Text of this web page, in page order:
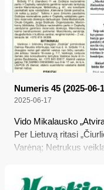
Numeris 45 (2025-
2025-06-17
Vido Mikalausko
Per Lietuvą ritasi
Varėną; Netrukus
smurto turi vaikai ir